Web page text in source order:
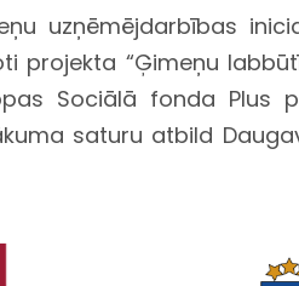
uzņēmējdarbības
“Ģimeņu
Sociālā fonda Plus
saturu atbild